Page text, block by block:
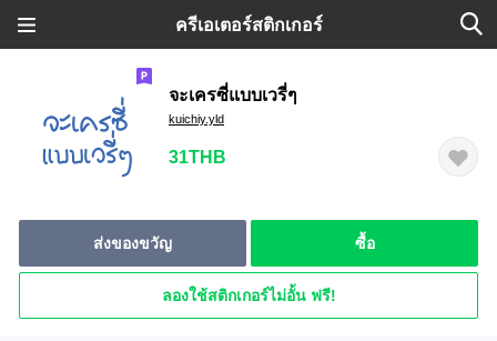
ครีเอเตอร์สติกเกอร์
จะเครซี่แบบเวรี่ๆ
kuichiy.yld
31THB
ส่งของขวัญ ซื้อ
ลองใช้สติกเกอร์ไม่อั้น ฟรี!